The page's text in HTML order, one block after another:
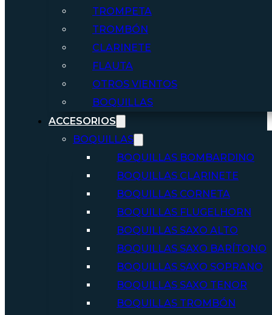
TROMPETA
TROMBÓN
CLARINETE
FLAUTA
OTROS VIENTOS
BOQUILLAS
ACCESORIOS
BOQUILLAS
BOQUILLAS BOMBARDINO
BOQUILLAS CLARINETE
BOQUILLAS CORNETA
BOQUILLAS FLUGELHORN
BOQUILLAS SAXO ALTO
BOQUILLAS SAXO BARÍTONO
BOQUILLAS SAXO SOPRANO
BOQUILLAS SAXO TENOR
BOQUILLAS TROMBÓN